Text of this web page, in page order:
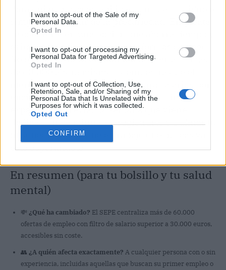
I want to opt-out of the Sale of my
Personal Data.
Opted In
I want to opt-out of processing my
Personal Data for Targeted Advertising.
Opted In
I want to opt-out of Collection, Use,
Retention, Sale, and/or Sharing of my
Personal Data that Is Unrelated with the
Purposes for which it was collected.
Opted Out
CONFIRM
simplemente salir de la precariedad, Empléate
se convierte en una opción que ahorra tiempo y
evita los laberintos de las plataformas de pago.
No es magia, pero el volumen de ofertas —más
de 60.000 ahora mismo— demuestra que el
mercado laboral tiene huecos para salarios por
encima de los 30.000 euros, incluso sin
experiencia previa. La semana que viene,
dedica quince minutos a registrarte y a afinar tu
búsqueda: puede que el trabajo que buscas ya
esté esperándote.
En resumen (para tu bolsillo y tu salud
mental)
💸 ¿Qué ha cambiado? El SEPE centraliza más de 60.000
ofertas de empleo con filtro de salario superior a 30.000 euros,
accesibles sin coste.
👥 ¿A quién afecta exactamente? A cualquier persona con o sin
experiencia, incluidas aquellas que buscan su primer empleo o